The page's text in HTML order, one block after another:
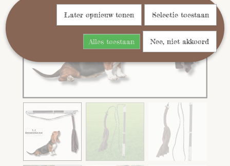
Later opnieuw tonen Selectie toestaan
Alles toestaan Nee, niet akkoord